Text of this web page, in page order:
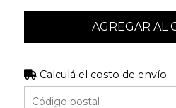
AGREGAR AL
Calculá el costo de envío